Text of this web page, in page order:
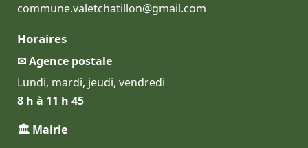
commune.valetchatillon@gmail.com
Horaires
✉ Agence postale
Lundi, mardi, jeudi, vendredi
8 h à 11 h 45
🏛 Mairie